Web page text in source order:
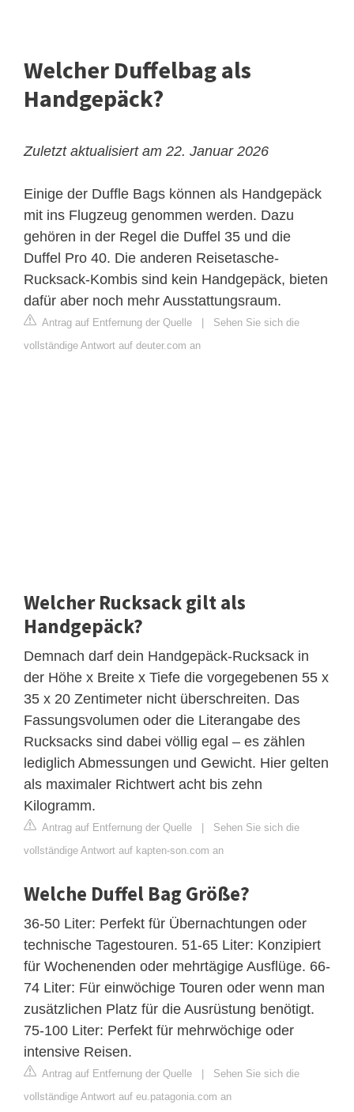
Welcher Duffelbag als
Handgepäck?
Zuletzt aktualisiert am 22. Januar 2026
Einige der Duffle Bags können als Handgepäck
mit ins Flugzeug genommen werden. Dazu
gehören in der Regel die Duffel 35 und die
Duffel Pro 40. Die anderen Reisetasche-
Rucksack-Kombis sind kein Handgepäck, bieten
dafür aber noch mehr Ausstattungsraum.
Antrag auf Entfernung der Quelle
Sehen Sie sich die
vollständige Antwort auf deuter.com an
Welcher Rucksack gilt als
Handgepäck?
Demnach darf dein Handgepäck-Rucksack in
der Höhe x Breite x Tiefe die vorgegebenen 55 x
35 x 20 Zentimeter nicht überschreiten. Das
Fassungsvolumen oder die Literangabe des
Rucksacks sind dabei völlig egal – es zählen
lediglich Abmessungen und Gewicht. Hier gelten
als maximaler Richtwert acht bis zehn
Kilogramm.
Antrag auf Entfernung der Quelle
Sehen Sie sich die
vollständige Antwort auf kapten-son.com an
Welche Duffel Bag Größe?
36-50 Liter: Perfekt für Übernachtungen oder
technische Tagestouren. 51-65 Liter: Konzipiert
für Wochenenden oder mehrtägige Ausflüge. 66-
74 Liter: Für einwöchige Touren oder wenn man
zusätzlichen Platz für die Ausrüstung benötigt.
75-100 Liter: Perfekt für mehrwöchige oder
intensive Reisen.
Antrag auf Entfernung der Quelle
Sehen Sie sich die
vollständige Antwort auf eu.patagonia.com an